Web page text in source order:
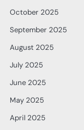
October 2025
September 2025
August 2025
July 2025
June 2025
May 2025
April 2025